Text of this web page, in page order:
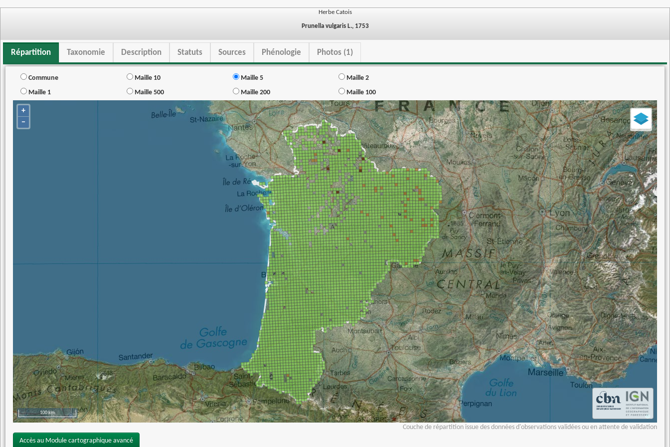
Herbe Catois
Prunella vulgaris L., 1753
Répartition Taxonomie Description Statuts Sources Phénologie Photos (1)
Commune Maille 10 Maille 5
Maille 2
Maille 1
Maille 500 Maille 200 Maille 100
+
−
100 km
Couche de répartition issue des données d'observations validées ou en attente de validation
Accès au Module cartographique avancé